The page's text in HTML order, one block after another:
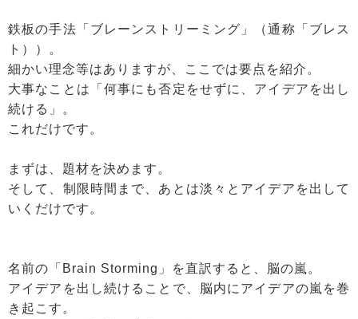
鉄板の手法「ブレーンストリーミング」（通称「ブレス
ト））。
細かい理念等はありますが、ここでは要点を紹介。
大事なことは「何事にも否定をせずに、アイデアを出し
続ける」。
これだけです。
まずは、題材を決めます。
そして、制限時間まで、あとは淡々とアイデアを出して
いくだけです。
名前の「Brain Storming」を直訳すると、脳の嵐。
アイデアを出し続けることで、脳内にアイデアの嵐を巻
き起こす。